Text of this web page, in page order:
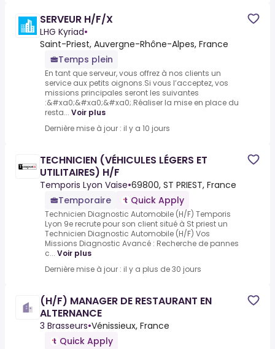
SERVEUR H/F/X
LHG Kyriad•
Saint-Priest, Auvergne-Rhône-Alpes, France
Temps plein
En tant que serveur, vous offrez à nos clients un
service aux petits oignons.Si vous l’acceptez, vos
missions principales seront les suivantes
:&#xa0;&#xa0;&#xa0;.Réaliser la mise en place du
resta... Voir plus
Dernière mise à jour : il y a 10 jours
TECHNICIEN (VÉHICULES LÉGERS ET
UTILITAIRES) H/F
Temporis Lyon Vaise•69800, ST PRIEST, France
Temporaire
Quick Apply
Technicien Diagnostic Automobile (H/F) Temporis
Lyon 9e recrute pour son client situé à St priest un
Technicien Diagnostic Automobile (H/F) Vos
Missions Diagnostic Avancé : Recherche de pannes
c... Voir plus
Dernière mise à jour : il y a plus de 30 jours
(H/F) MANAGER DE RESTAURANT EN
ALTERNANCE
3 Brasseurs•Vénissieux, France
Quick Apply